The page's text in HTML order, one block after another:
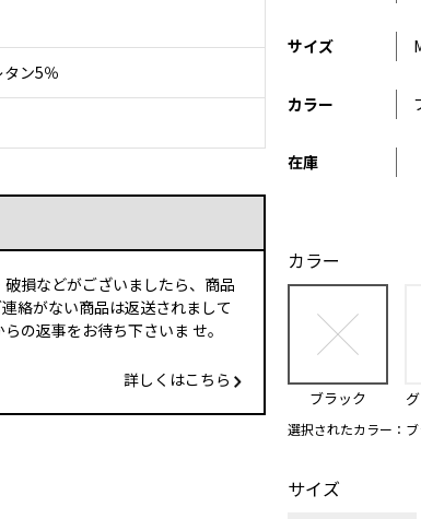
ン5％
損などがございましたら、商品
絡がない商品は返送されまして
の返事をお待ち下さいま せ。
詳しくはこちら
サイズ
カラー
在庫
カラー
ブラック
選択されたカラー：
サイズ